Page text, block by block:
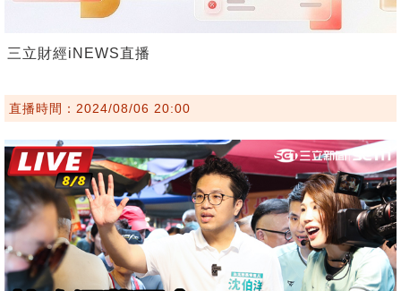
三立財經iNEWS直播
直播時間：2024/08/06 20:00